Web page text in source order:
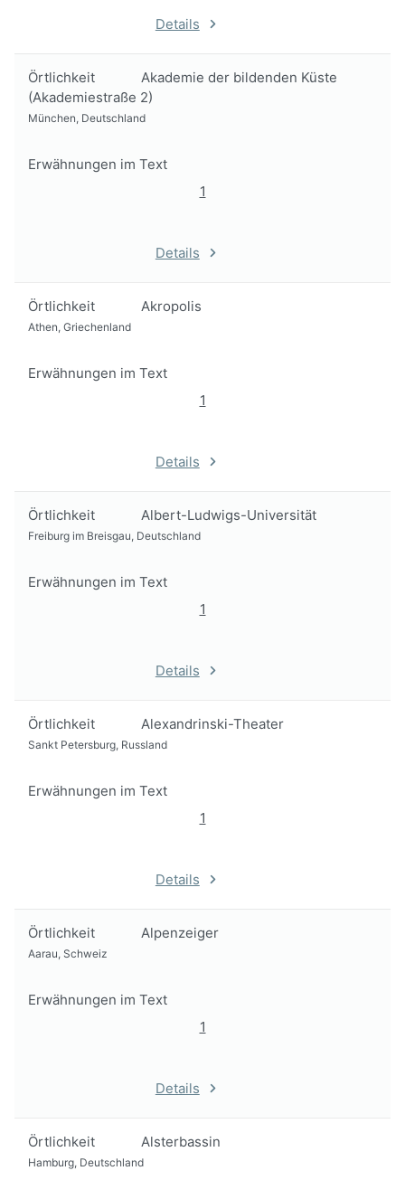
Details
Örtlichkeit
Akademie der bildenden Küste
(Akademiestraße 2)
München, Deutschland
Erwähnungen im Text
1
Details
Örtlichkeit Akropolis
Athen, Griechenland
Erwähnungen im Text
1
Details
Örtlichkeit Albert-Ludwigs-Universität
Freiburg im Breisgau, Deutschland
Erwähnungen im Text
1
Details
Örtlichkeit Alexandrinski-Theater
Sankt Petersburg, Russland
Erwähnungen im Text
1
Details
Örtlichkeit Alpenzeiger
Aarau, Schweiz
Erwähnungen im Text
1
Details
Örtlichkeit Alsterbassin
Hamburg, Deutschland